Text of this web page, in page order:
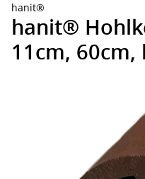
hanit®
hanit®
11cm, 60cm,